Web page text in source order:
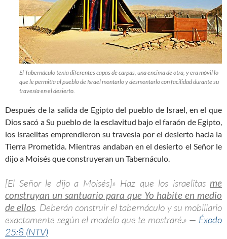
El Tabernáculo tenía diferentes capas de carpas, una encima de otra, y era móvil lo
que le permitía al pueblo de Israel montarlo y desmontarlo con facilidad durante su
travesía en el desierto.
Después de la salida de Egipto del pueblo de Israel, en el que
Dios sacó a Su pueblo de la esclavitud bajo el faraón de Egipto,
los israelitas emprendieron su travesía por el desierto hacia la
Tierra Prometida. Mientras andaban en el desierto el Señor le
dijo a Moisés que construyeran un Tabernáculo.
[El Señor le dijo a Moisés]» Haz que los israelitas me
construyan un santuario para que Yo habite en medio
de ellos. Deberán construir el tabernáculo y su mobiliario
exactamente según el modelo que te mostraré.» — Éxodo
25:8 (NTV)